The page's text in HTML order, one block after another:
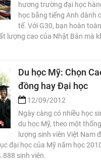
hương trường đại học
học bằng tiếng Anh dành
tế. Với G30, bạn hoàn
lượng cao của Nhật Bản mà
Du học Mỹ: Chọn
đồng hay Đại học
12/09/2012
Ngày càng có nhiều học
du học Mỹ, theo một
lượng sinh viên Việt Nam
đại học của Mỹ năm học
sinh viên.